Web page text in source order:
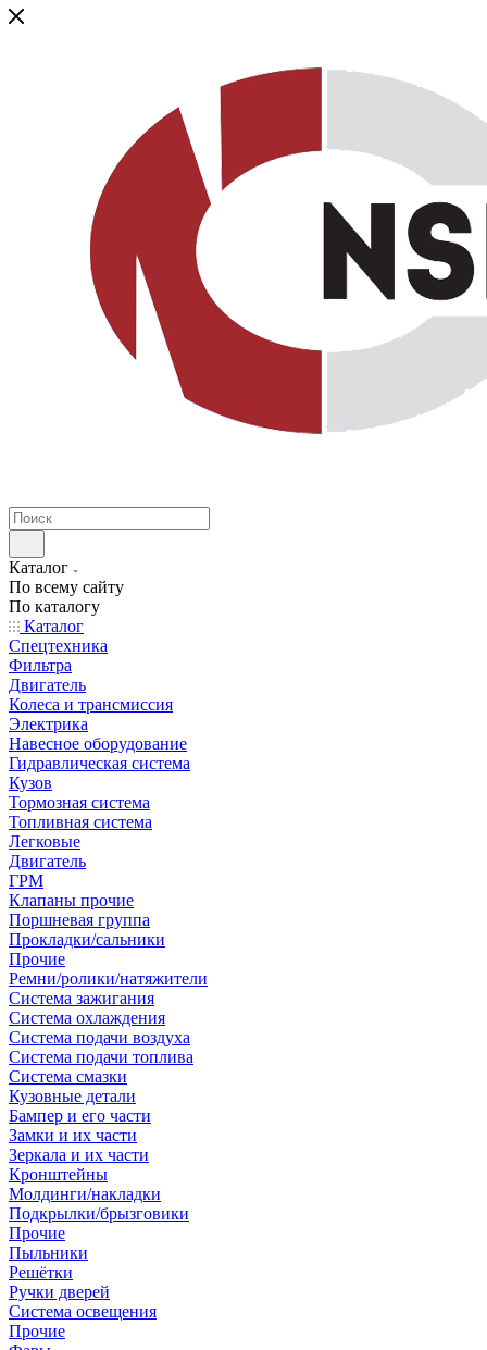
Каталог
По всему сайту
По каталогу
Каталог
Спецтехника
Фильтра
Двигатель
Колеса и трансмиссия
Электрика
Навесное оборудование
Гидравлическая система
Кузов
Тормозная система
Топливная система
Легковые
Двигатель
ГРМ
Клапаны прочие
Поршневая группа
Прокладки/сальники
Прочие
Ремни/ролики/натяжители
Система зажигания
Система охлаждения
Система подачи воздуха
Система подачи топлива
Система смазки
Кузовные детали
Бампер и его части
Замки и их части
Зеркала и их части
Кронштейны
Молдинги/накладки
Подкрылки/брызговики
Прочие
Пыльники
Решётки
Ручки дверей
Система освещения
Прочие